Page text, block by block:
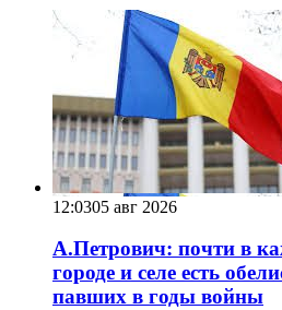
12:0305 авг 2026
А.Петрович: почти в
городе и селе есть
павших в годы войны